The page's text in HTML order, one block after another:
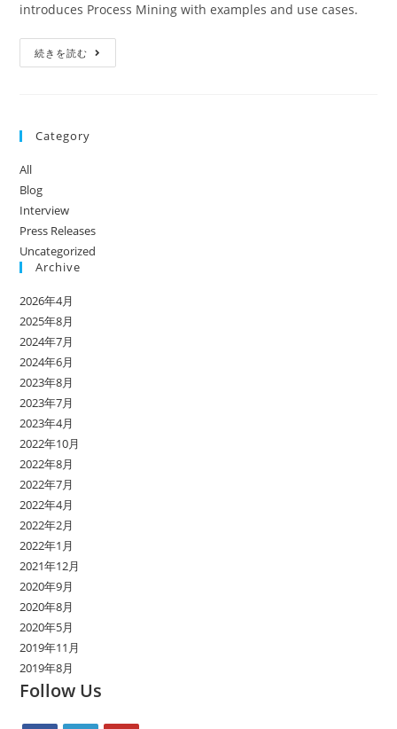
introduces Process Mining with examples and use cases.
続きを読む
Category
All
Blog
Interview
Press Releases
Uncategorized
Archive
2026年4月
2025年8月
2024年7月
2024年6月
2023年8月
2023年7月
2023年4月
2022年10月
2022年8月
2022年7月
2022年4月
2022年2月
2022年1月
2021年12月
2020年9月
2020年8月
2020年5月
2019年11月
2019年8月
Follow Us